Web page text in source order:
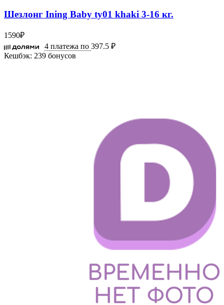
Шезлонг Ining Baby ty01 khaki 3-16 кг.
1590₽
4 платежа по 397.5 ₽
Кешбэк: 239 бонусов